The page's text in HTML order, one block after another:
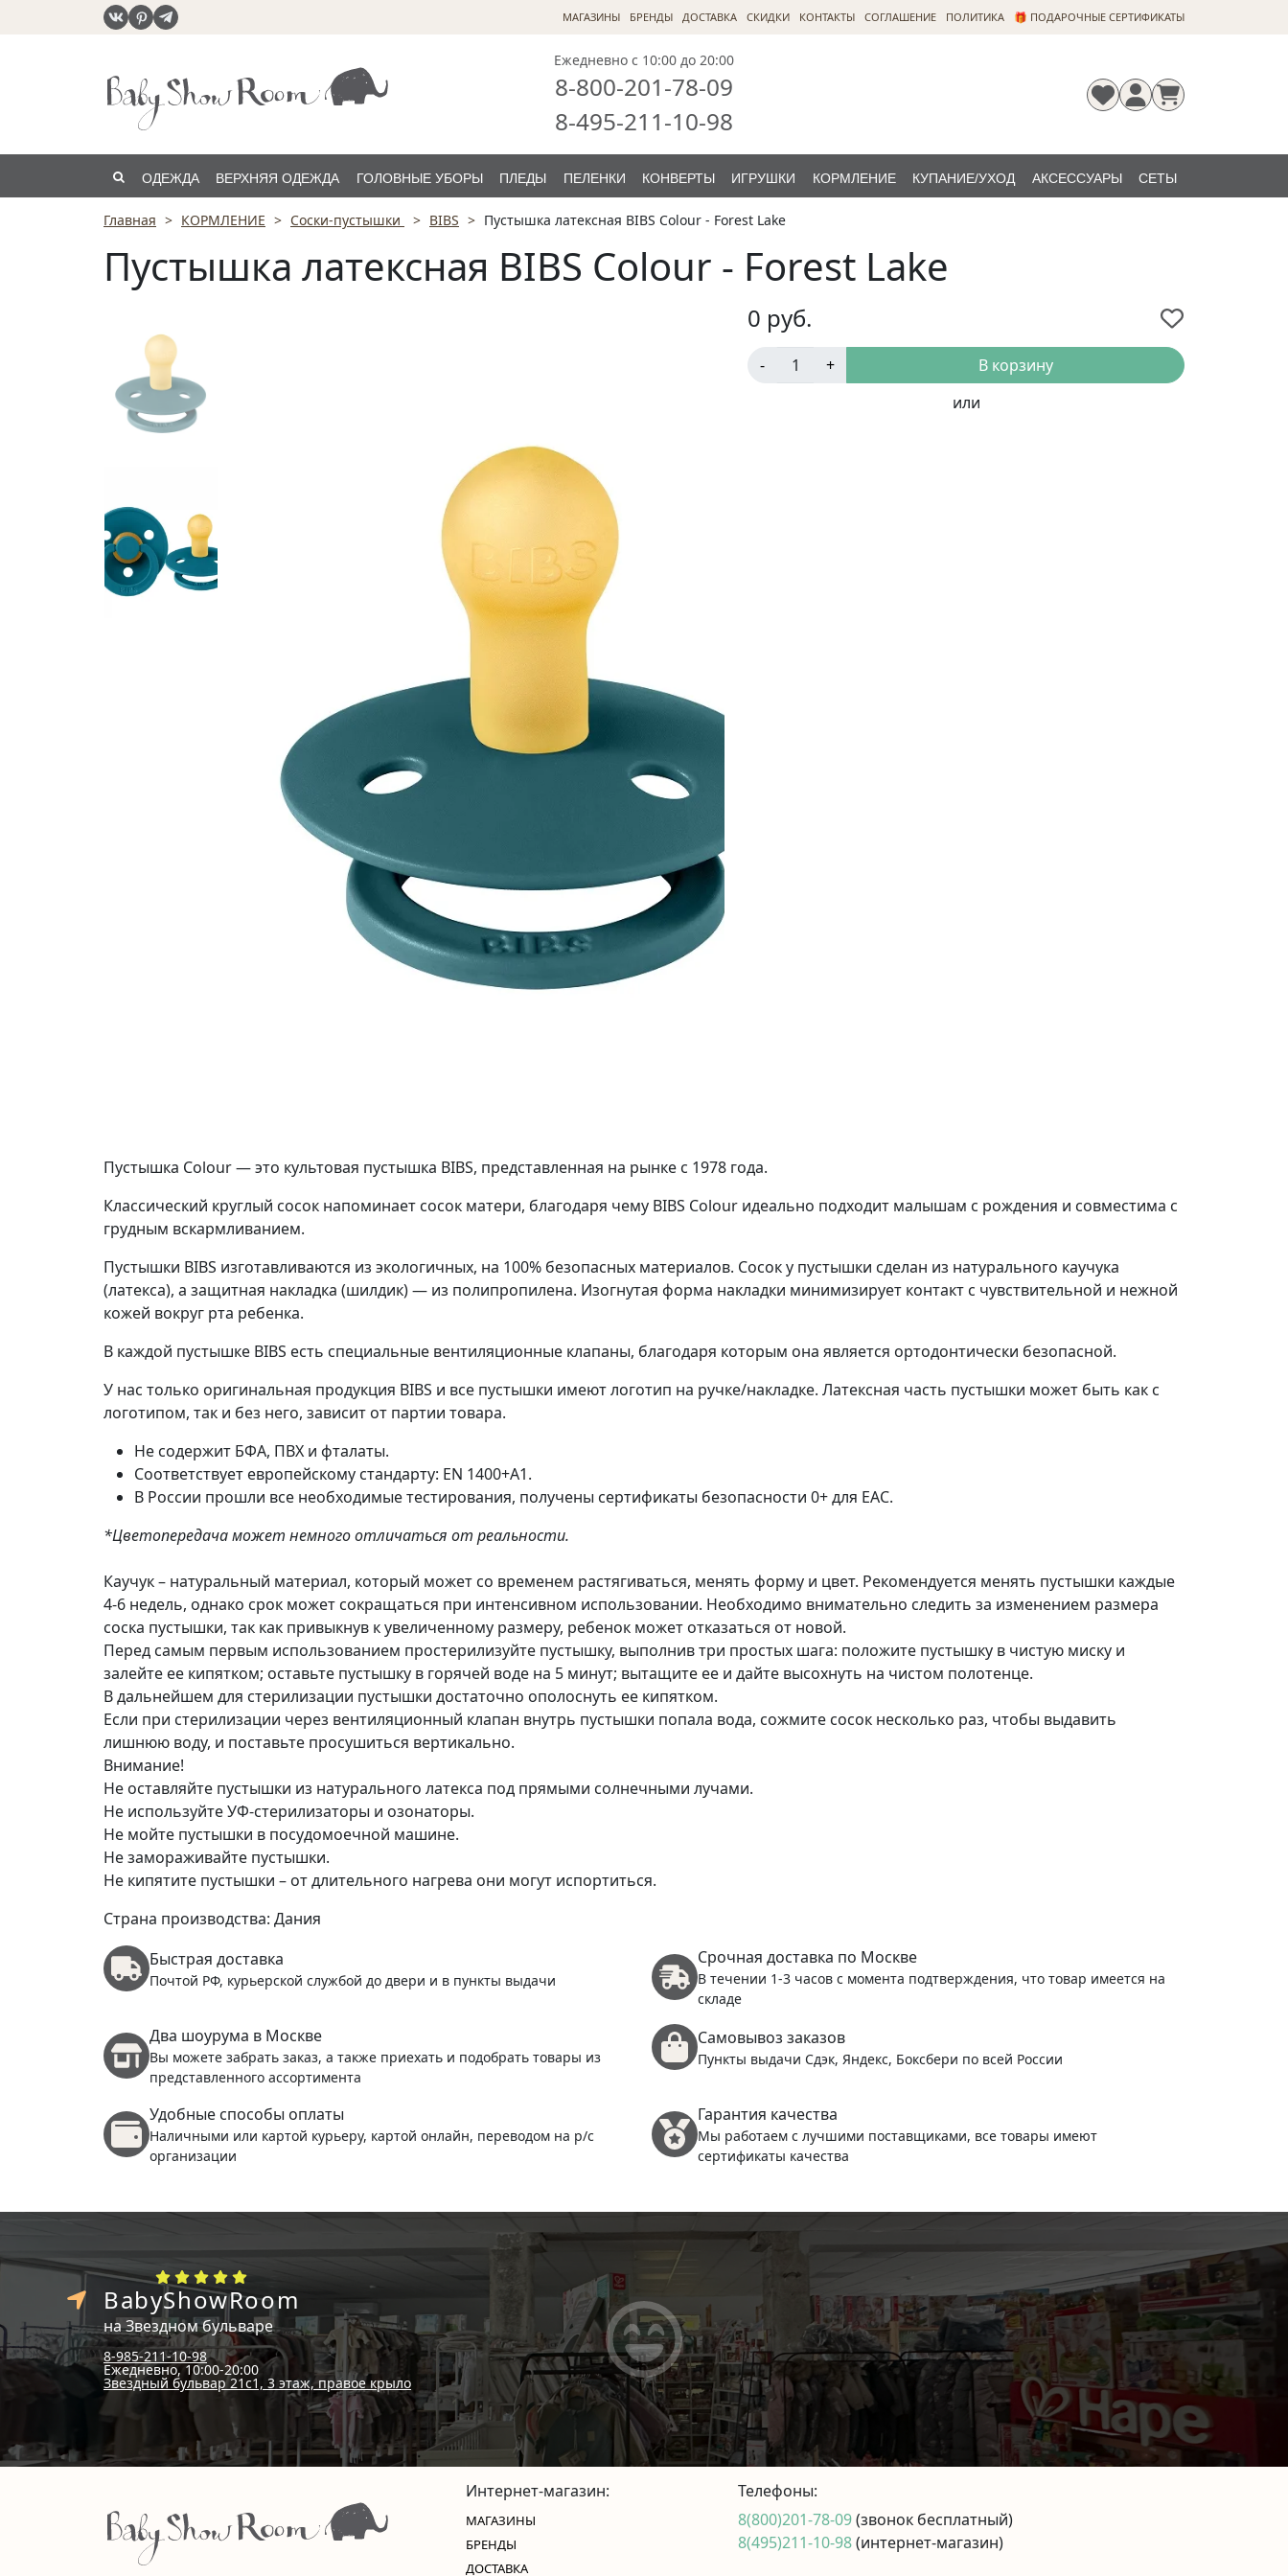
МАГАЗИНЫ БРЕНДЫ ДОСТАВКА СКИДКИ КОНТАКТЫ CОГЛАШЕНИЕ ПОЛИТИКА 🎁 ПОДАРОЧНЫЕ СЕРТИФИКАТЫ
Ежедневно с 10:00 до 20:00
8-800-201-78-09
8-495-211-10-98
ОДЕЖДА ВЕРХНЯЯ ОДЕЖДА ГОЛОВНЫЕ УБОРЫ ПЛЕДЫ ПЕЛЕНКИ КОНВЕРТЫ ИГРУШКИ КОРМЛЕНИЕ КУПАНИЕ/УХОД АКСЕССУАРЫ СЕТЫ
РАСПРОДАЖА
Главная КОРМЛЕНИЕ Соски-пустышки BIBS Пустышка латексная BIBS Colour - Forest Lake
Пустышка латексная BIBS Colour - Forest Lake
0 руб.
- +
В корзину
или
Пустышка Colour — это культовая пустышка BIBS, представленная на рынке с 1978 года.
Классический круглый сосок напоминает сосок матери, благодаря чему BIBS Colour идеально подходит малышам с рождения и совместима с
грудным вскармливанием.
Пустышки BIBS изготавливаются из экологичных, на 100% безопасных материалов. Сосок у пустышки сделан из натурального каучука
(латекса), а защитная накладка (шилдик) — из полипропилена. Изогнутая форма накладки минимизирует контакт с чувствительной и нежной
кожей вокруг рта ребенка.
В каждой пустышке BIBS есть специальные вентиляционные клапаны, благодаря которым она является ортодонтически безопасной.
У нас только оригинальная продукция BIBS и все пустышки имеют логотип на ручке/накладке. Латексная часть пустышки может быть как с
логотипом, так и без него, зависит от партии товара.
Не содержит БФА, ПВХ и фталаты.
Соответствует европейскому стандарту: EN 1400+A1.
В России прошли все необходимые тестирования, получены сертификаты безопасности 0+ для EAC.
*Цветопередача может немного отличаться от реальности.
Каучук – натуральный материал, который может со временем растягиваться, менять форму и цвет. Рекомендуется менять пустышки каждые
4-6 недель, однако срок может сокращаться при интенсивном использовании. Необходимо внимательно следить за изменением размера
соска пустышки, так как привыкнув к увеличенному размеру, ребенок может отказаться от новой.
Перед самым первым использованием простерилизуйте пустышку, выполнив три простых шага: положите пустышку в чистую миску и
залейте ее кипятком; оставьте пустышку в горячей воде на 5 минут; вытащите ее и дайте высохнуть на чистом полотенце.
В дальнейшем для стерилизации пустышки достаточно ополоснуть ее кипятком.
Если при стерилизации через вентиляционный клапан внутрь пустышки попала вода, сожмите сосок несколько раз, чтобы выдавить
лишнюю воду, и поставьте просушиться вертикально.
Внимание!
Не оставляйте пустышки из натурального латекса под прямыми солнечными лучами.
Не используйте УФ-стерилизаторы и озонаторы.
Не мойте пустышки в посудомоечной машине.
Не замораживайте пустышки.
Не кипятите пустышки – от длительного нагрева они могут испортиться.
Страна производства: Дания
Быстрая доставка
Почтой РФ, курьерской службой до двери и в пункты выдачи
Срочная доставка по Москве
В течении 1-3 часов с момента подтверждения, что товар имеется на
складе
Два шоурума в Москве
Вы можете забрать заказ, а также приехать и подобрать товары из
представленного ассортимента
Самовывоз заказов
Пункты выдачи Сдэк, Яндекс, Боксбери по всей России
Удобные способы оплаты
Наличными или картой курьеру, картой онлайн, переводом на р/с
организации
Гарантия качества
Мы работаем с лучшими поставщиками, все товары имеют
сертификаты качества
BabyShowRoom
на Звездном бульваре
8-985-211-10-98
Ежедневно, 10:00-20:00
Звездный бульвар 21с1, 3 этаж, правое крыло
Интернет-магазин:
МАГАЗИНЫ
БРЕНДЫ
ДОСТАВКА
Телефоны:
8(800)201-78-09(звонок бесплатный)
8(495)211-10-98(интернет-магазин)